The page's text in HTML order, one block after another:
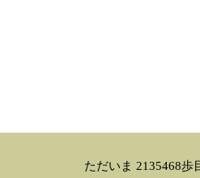
ただいま 2135468歩